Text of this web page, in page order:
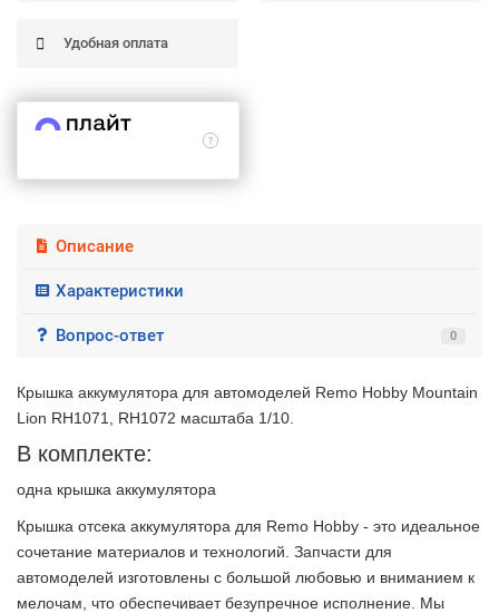
Удобная оплата
Описание
Характеристики
Вопрос-ответ 0
Крышка аккумулятора для автомоделей Remo Hobby Mountain
Lion RH1071, RH1072 масштаба 1/10.
В комплекте:
одна крышка аккумулятора
Крышка отсека аккумулятора для Remo Hobby - это идеальное
сочетание материалов и технологий. Запчасти для
автомоделей изготовлены с большой любовью и вниманием к
мелочам, что обеспечивает безупречное исполнение. Мы